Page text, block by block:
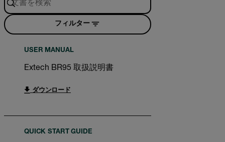
フィルター
USER MANUAL
Extech BR95 取扱説明書
ダウンロード
QUICK START GUIDE